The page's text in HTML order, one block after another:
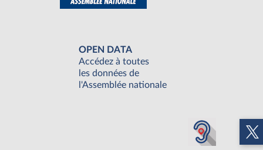
OPEN DATA
Accédez à toutes
les données de
l'Assemblée nationale